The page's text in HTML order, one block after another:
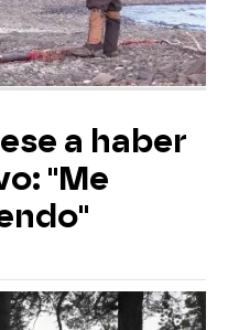
a haber
"Me